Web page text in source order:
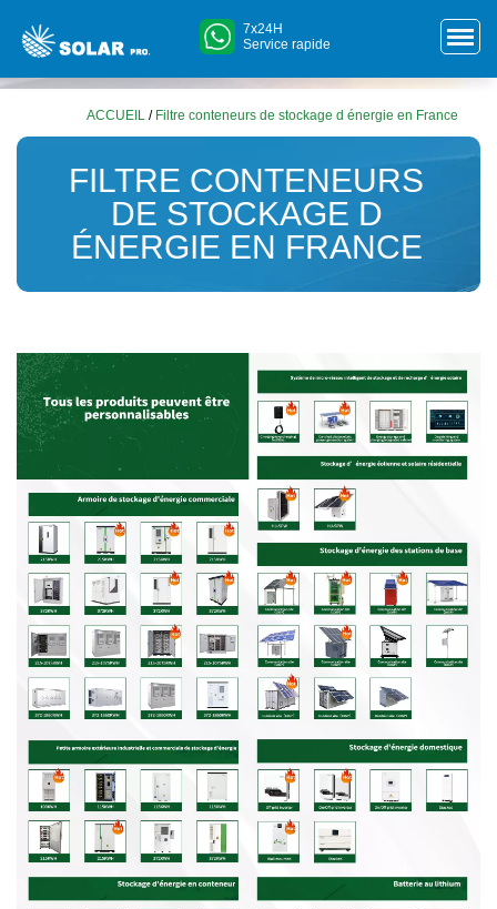
7x24H
Service rapide
ACCUEIL / Filtre conteneurs de stockage d énergie en France
FILTRE CONTENEURS
DE STOCKAGE D
ÉNERGIE EN FRANCE